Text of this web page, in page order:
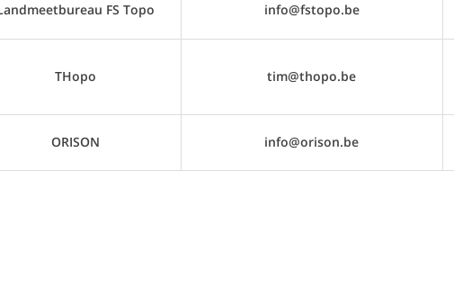
FS Topo info@fstopo.be
THopo tim@thopo.be
ORISON info@orison.be